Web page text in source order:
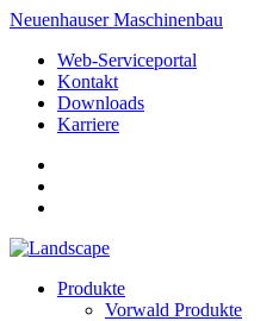
Neuenhauser Maschinenbau
Web-Serviceportal
Kontakt
Downloads
Karriere
Produkte
Vorwald Produkte